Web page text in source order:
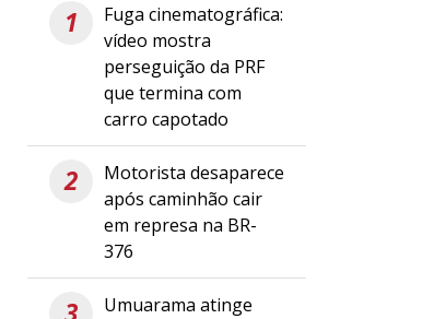
1
Fuga cinematográfica:
vídeo mostra
perseguição da PRF
que termina com
carro capotado
2
Motorista desaparece
após caminhão cair
em represa na BR-
376
Umuarama atinge